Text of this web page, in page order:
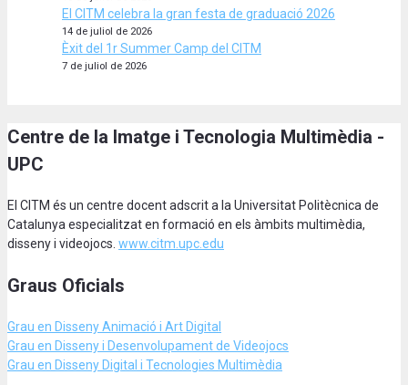
El CITM celebra la gran festa de graduació 2026
14 de juliol de 2026
Èxit del 1r Summer Camp del CITM
7 de juliol de 2026
Centre de la Imatge i Tecnologia Multimèdia -
UPC
El CITM és un centre docent adscrit a la Universitat Politècnica de
Catalunya especialitzat en formació en els àmbits multimèdia,
disseny i videojocs. www.citm.upc.edu
Graus Oficials
Grau en Disseny Animació i Art Digital
Grau en Disseny i Desenvolupament de Videojocs
Grau en Disseny Digital i Tecnologies Multimèdia